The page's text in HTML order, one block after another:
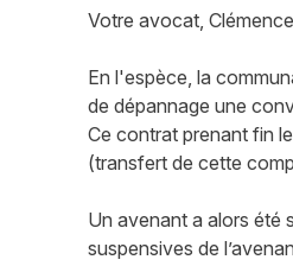
Votre avocat,
En l'espèce, la
de dépannage une
Ce contrat prenant fin
(transfert de cette
Un avenant a alors été
suspensives de